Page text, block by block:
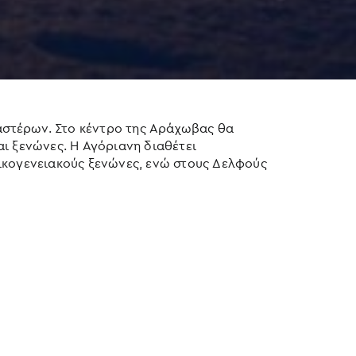
Στο κέντρο της Αράχωβας θα
ξενώνες. Η Αγόριανη διαθέτει
ξενώνες, ενώ στους Δελφούς